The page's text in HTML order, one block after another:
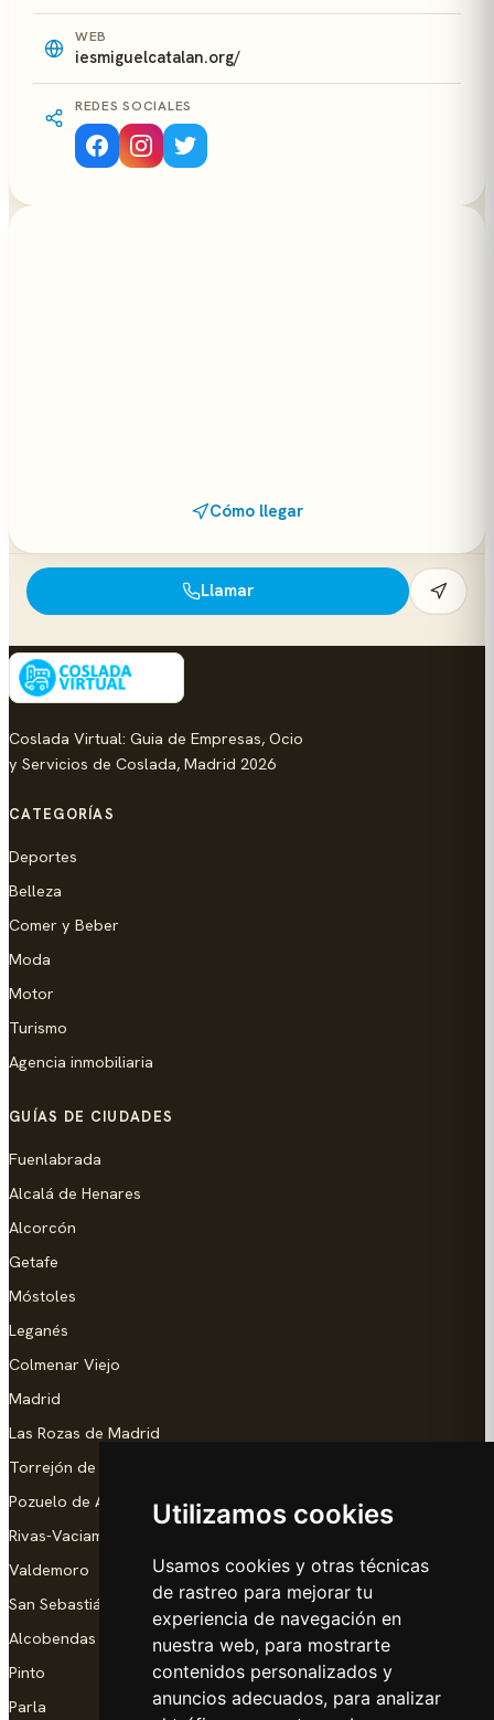
Utilizamos cookies
Usamos cookies y otras técnicas
de rastreo para mejorar tu
experiencia de navegación en
nuestra web, para mostrarte
contenidos personalizados y
anuncios adecuados, para analizar
WEB
iesmiguelcatalan.org/
REDES SOCIALES
Cómo llegar
Llamar
Coslada Virtual: Guia de Empresas, Ocio
y Servicios de Coslada, Madrid 2026
CATEGORÍAS
Deportes
Belleza
Comer y Beber
Moda
Motor
Turismo
Agencia inmobiliaria
GUÍAS DE CIUDADES
Fuenlabrada
Alcalá de Henares
Alcorcón
Getafe
Móstoles
Leganés
Colmenar Viejo
Madrid
Las Rozas de Madrid
Torrejón de Ardoz
Pozuelo de Alarcón
Rivas-Vaciamadrid
Valdemoro
San Sebastián de los Reyes
Alcobendas
Pinto
Parla